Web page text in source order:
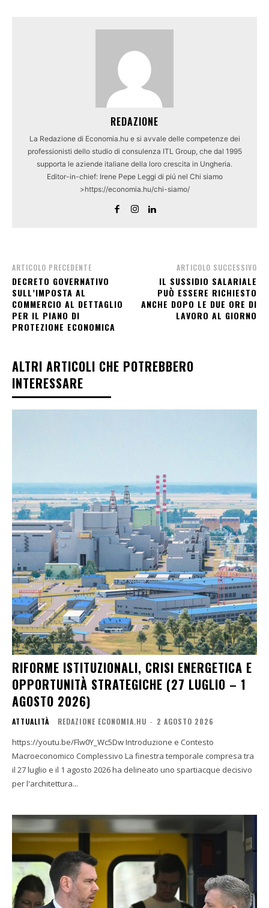
REDAZIONE
La Redazione di Economia.hu e si avvale delle competenze dei
professionisti dello studio di consulenza ITL Group, che dal 1995
supporta le aziende italiane della loro crescita in Ungheria.
Editor-in-chief: Irene Pepe Leggi di piú nel Chi siamo
>https://economia.hu/chi-siamo/
ARTICOLO PRECEDENTE
DECRETO GOVERNATIVO
SULL’IMPOSTA AL
COMMERCIO AL DETTAGLIO
PER IL PIANO DI
PROTEZIONE ECONOMICA
ARTICOLO SUCCESSIVO
IL SUSSIDIO SALARIALE
PUÒ ESSERE RICHIESTO
ANCHE DOPO LE DUE ORE DI
LAVORO AL GIORNO
ALTRI ARTICOLI CHE POTREBBERO
INTERESSARE
RIFORME ISTITUZIONALI, CRISI ENERGETICA E
OPPORTUNITÀ STRATEGICHE (27 LUGLIO – 1
AGOSTO 2026)
ATTUALITÀ REDAZIONE ECONOMIA.HU - 2 AGOSTO 2026
https://youtu.be/Flw0Y_Wc5Dw Introduzione e Contesto
Macroeconomico Complessivo La finestra temporale compresa tra
il 27 luglio e il 1 agosto 2026 ha delineato uno spartiacque decisivo
per l'architettura...